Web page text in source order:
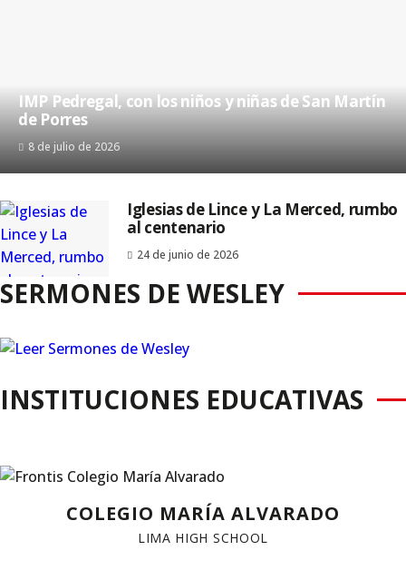
IMP Pedregal, con los niños y niñas de San Martín
de Porres
8 de julio de 2026
Iglesias de Lince y La Merced, rumbo
al centenario
24 de junio de 2026
SERMONES DE WESLEY
INSTITUCIONES EDUCATIVAS
COLEGIO MARÍA ALVARADO
LIMA HIGH SCHOOL